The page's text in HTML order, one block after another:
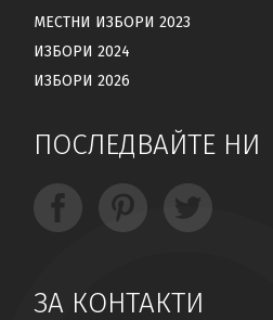
МЕСТНИ ИЗБОРИ 2023
ИЗБОРИ 2024
ИЗБОРИ 2026
ПОСЛЕДВАЙТЕ НИ
ЗА КОНТАКТИ